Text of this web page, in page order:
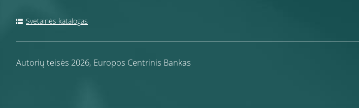
Svetainės katalogas
Autorių teisės 2026, Europos Centrinis Bankas